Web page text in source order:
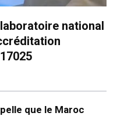
national
que le Maroc